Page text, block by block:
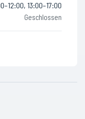
13:00–17:00
Geschlossen